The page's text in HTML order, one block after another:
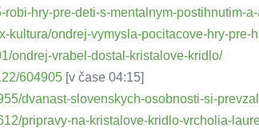
robi-hry-pre-deti-s-mentalnym-postihnutim-
kultura/ondrej-vymysla-pocitacove-hry-pre-
ondrej-vrabel-dostal-kristalove-kridlo/
604905 [v čase 04:15]
dvanast-slovenskych-osobnosti-si-
pripravy-na-kristalove-kridlo-vrcholia-